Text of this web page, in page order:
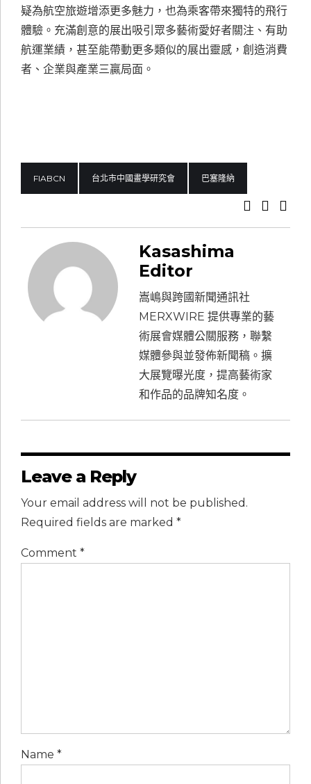
疑為航空旅遊增添更多魅力，也為乘客帶來獨特的飛行
體驗。充滿創意的展出吸引眾多藝術愛好者關注、有助
航運業績，甚至能帶動更多類似的展出靈感，創造消費
者、企業與產業三贏局面。
FIABCN 台北市中國畫學研究會 巴塞隆納
Kasashima
Editor
嵩嶋與跨國新聞通訊社
MERXWIRE 提供專業的藝
術展會媒體公關服務，聯繫
媒體參與並發佈新聞稿。擴
大展覽曝光度，提高藝術家
和作品的品牌知名度。
Leave a Reply
Your email address will not be published.
Required fields are marked *
Comment *
Name *